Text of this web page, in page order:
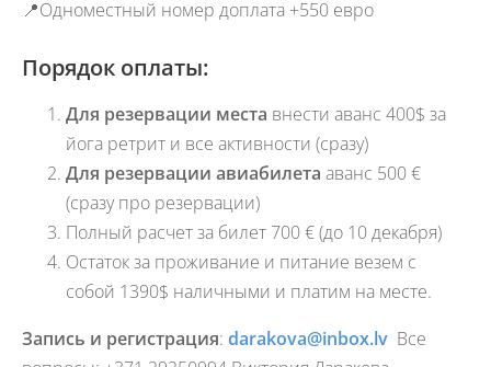
📍Одноместный номер доплата +550 евро
Порядок оплаты:
Для резервации места внести аванс 400$ за
йога ретрит и все активности (сразу)
Для резервации авиабилета аванс 500 €
(сразу про резервации)
Полный расчет за билет 700 € (до 10 декабря)
Остаток за проживание и питание везем с
собой 1390$ наличными и платим на месте.
Запись и регистрация: darakova@inbox.lv Все